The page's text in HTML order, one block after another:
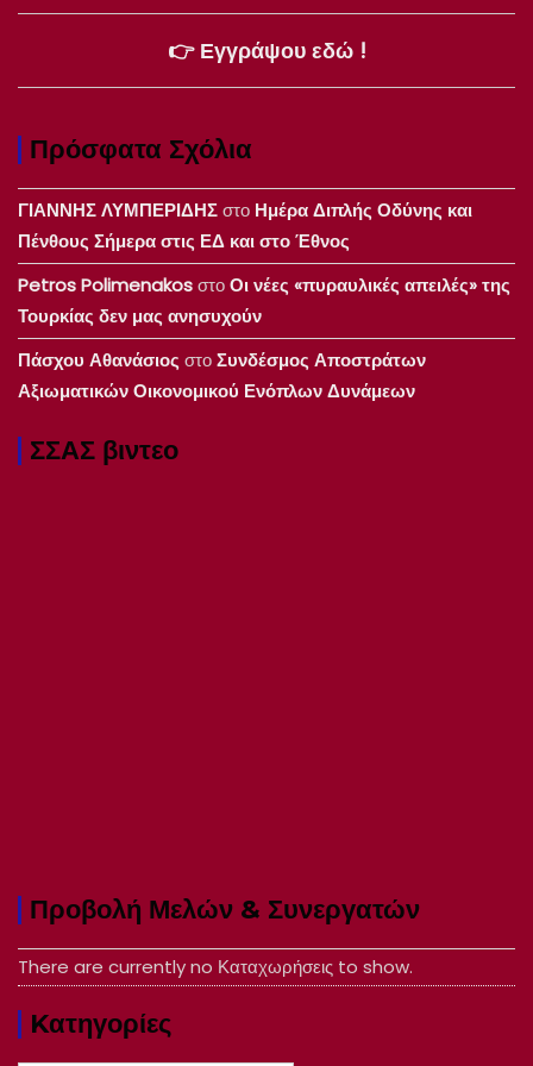
👉 Εγγράψου εδώ !
Πρόσφατα Σχόλια
ΓΙΑΝΝΗΣ ΛΥΜΠΕΡΙΔΗΣστο Ημέρα Διπλής Οδύνης και
Πένθους Σήμερα στις ΕΔ και στο Έθνος
Petros PolimenakosστοΟι νέες «πυραυλικές απειλές» της
Τουρκίας δεν μας ανησυχούν
Πάσχου ΑθανάσιοςστοΣυνδέσμος Αποστράτων
Αξιωματικών Οικονομικού Ενόπλων Δυνάμεων
ΣΣΑΣ βιντεο
Προβολή Μελών & Συνεργατών
There are currently no Καταχωρήσεις to show.
Kατηγορίες